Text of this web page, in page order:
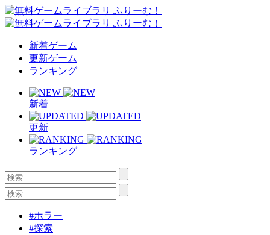
新着ゲーム
更新ゲーム
ランキング
新着
更新
ランキング
#ホラー
#探索